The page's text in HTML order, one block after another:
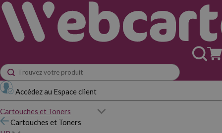
Accédez au Espace client
Cartouches et Toners
Cartouches et Toners